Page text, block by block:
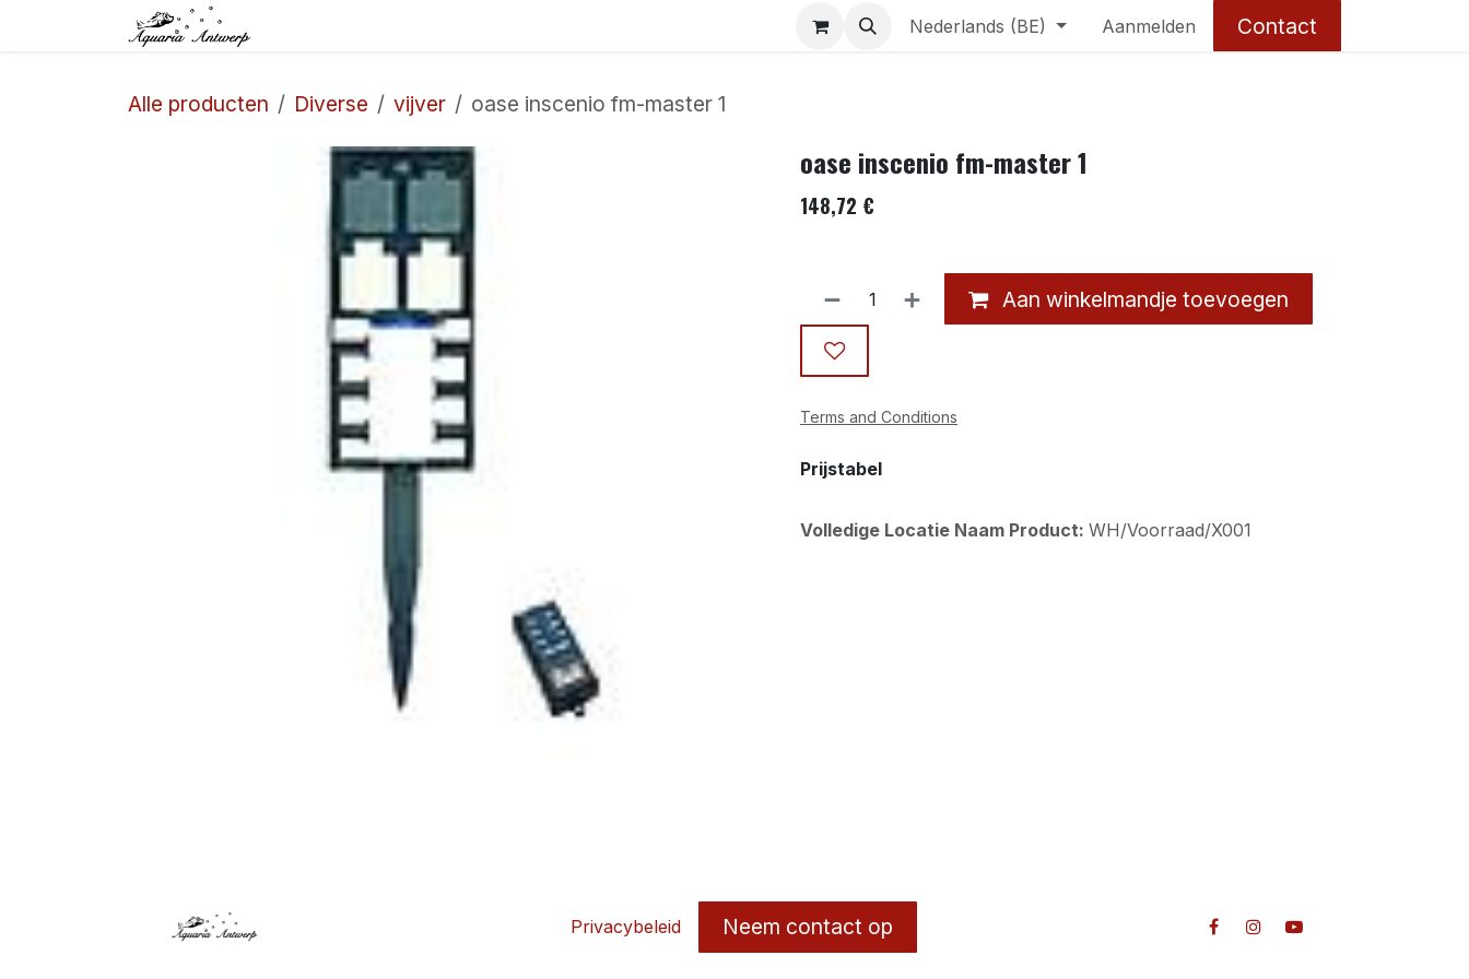
Overslaan naar inhoud Nederlands (BE) Aanmelden Contact
Alle producten Diverse vijver oase inscenio fm-master 1
oase inscenio fm-master 1
148,72 €
Aan winkelmandje toevoegen
Terms and Conditions
Prijstabel
Volledige Locatie Naam Product: WH/Voorraad/X001
Privacybeleid Neem contact op